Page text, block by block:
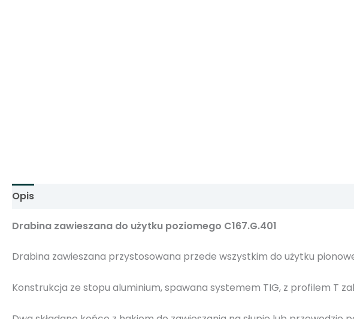
Opis
Drabina zawieszana do użytku poziomego C167.G.401
Drabina zawieszana przystosowana przede wszystkim do użytku
Konstrukcja ze stopu aluminium, spawana systemem TIG, z profilem T